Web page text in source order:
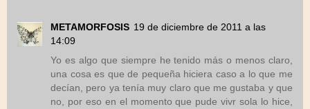
METAMORFOSIS 19 de diciembre de 2011 a las
14:09
Yo es algo que siempre he tenido más o menos claro,
una cosa es que de pequeña hiciera caso a lo que me
decían, pero ya tenía muy claro que me gustaba y que
no, por eso en el momento que pude vivr sola lo hice,